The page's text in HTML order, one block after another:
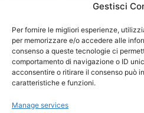
Gestisci
Per fornire le migliori esperienze,
per memorizzare e/o accedere alle
consenso a queste tecnologie ci
comportamento di navigazione o ID
acconsentire o ritirare il consenso può
caratteristiche e funzioni.
Manage services
Servicios útiles
Descargar folletos